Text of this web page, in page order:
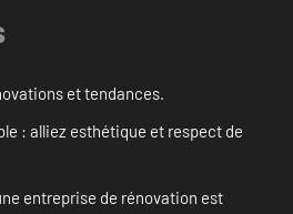
et tendances.
: alliez esthétique et respect de
entreprise de rénovation est